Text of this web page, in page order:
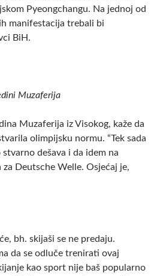
Pyeongchangu. Na jednoj od
manifestacija trebali bi
BiH.
Muzaferija
Muzaferija iz Visokog, kaže da
olimpijsku normu. “Tek sada
dešava i da idem na
za Deutsche Welle. Osjećaj je,
bh. skijaši se ne predaju.
da se odluče trenirati ovaj
kao sport nije baš popularno